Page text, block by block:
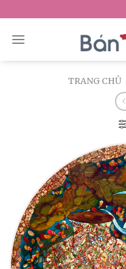
to
content
TRANG CHỦ